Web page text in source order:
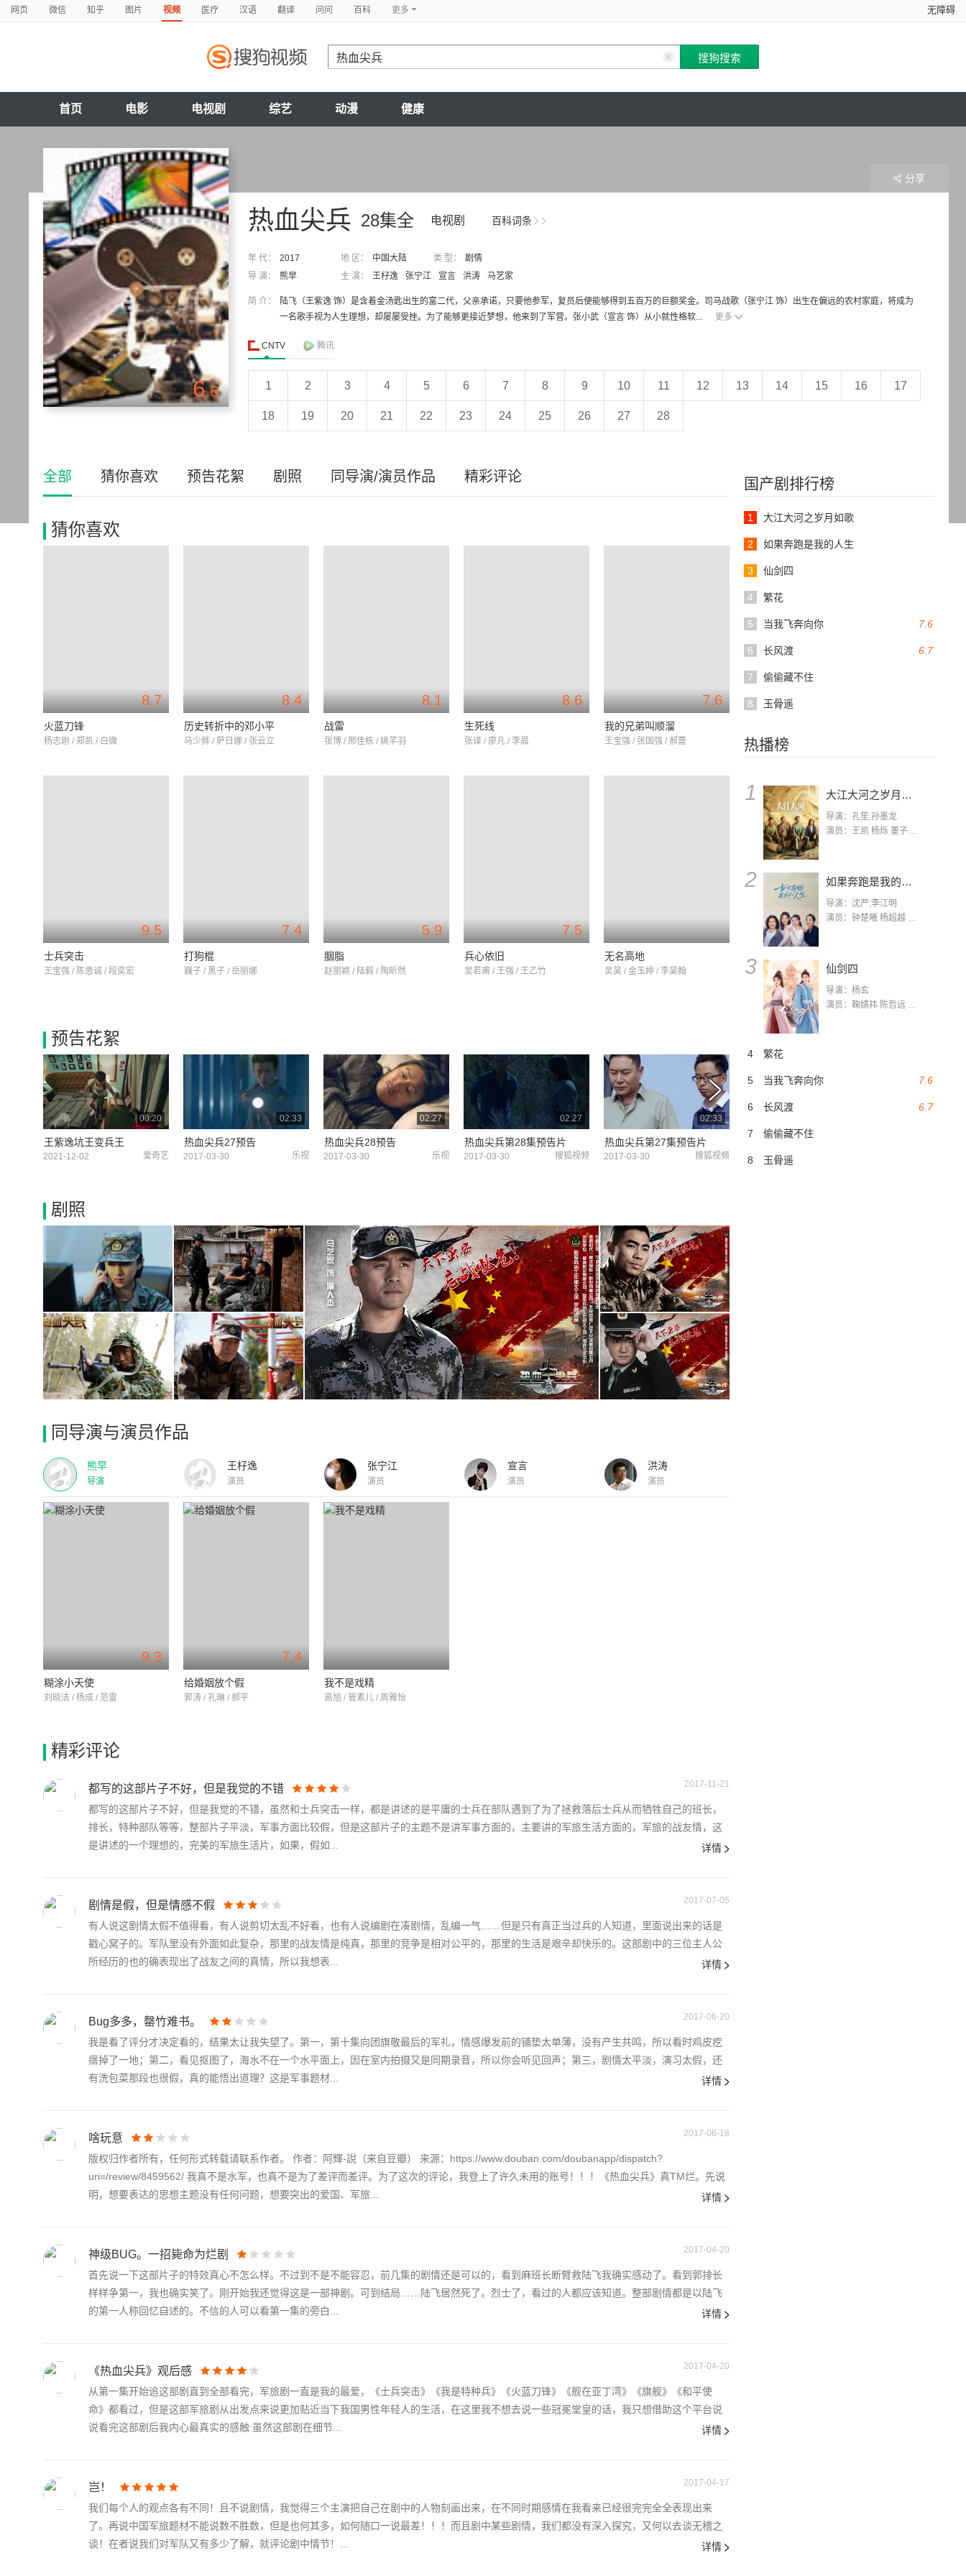
网页 微信 知乎 图片 视频 医疗 汉语 翻译 问问 百科 更多 无障碍
首页 电影 电视剧 综艺 动漫 健康
6.6
百科词条
28集全 电视剧
热血尖兵
年 代： 2017 地 区： 中国大陆 类 型：
剧情
导 演：
熊早 主 演： 王杍逸 张宁江 宣言 洪涛 马艺家
简 介：
陆飞（王紫逸 饰）是含着金汤匙出生的富二代，父亲承诺，只要他参军，复员后便能够得到五百万的巨额奖金。司马战歌（张宁江 饰）出生在偏远的农村家庭，将成为
一名歌手视为人生理想，却屡屡受挫。为了能够更接近梦想，他来到了军营。张小武（宣言 饰）从小就性格软...
更多
CNTV 腾讯
1 2 3 4 5 6 7 8 9 10 11 12 13 14 15 16 17
18 19 20 21 22 23 24 25 26 27 28
分享
国产剧排行榜
1 大江大河之岁月如歌
2 如果奔跑是我的人生
3 仙剑四
4 繁花
7.6
5 当我飞奔向你
6.7
6 长风渡
7 偷偷藏不住
8 玉骨遥
热播榜
1 大江大河之岁月如歌
导演：孔笙;孙墨龙
演员：王凯 杨烁 董子健 杨采钰 张佳宁 练练 林栋甫 房子斌
2 如果奔跑是我的人生
导演：沈严;李江明
演员：钟楚曦 杨超越 许娣 陈小艺 侯雯元 宋洋 王宥钧 李添诺
3 仙剑四
导演：杨玄
演员：鞠婧祎 陈哲远 茅子俊 毛晓慧 王媛可 张志浩 林枫松 张帆（演员）
4 繁花
7.6
5 当我飞奔向你
6.7
6 长风渡
7 偷偷藏不住
8 玉骨遥
全部 猜你喜欢 预告花絮 剧照 同导演/演员作品 精彩评论
猜你喜欢
8.7
火蓝刀锋
杨志刚 / 郑凯 / 白微
8.4
历史转折中的邓小平
马少骅 / 萨日娜 / 张云立
8.1
战雷
张博 / 邢佳栋 / 姚芊羽
8.6
生死线
张译 / 廖凡 / 李晨
7.6
我的兄弟叫顺溜
王宝强 / 张国强 / 郝蕾
9.5
士兵突击
王宝强 / 陈思诚 / 段奕宏
7.4
打狗棍
巍子 / 黑子 / 岳丽娜
5.9
胭脂
赵丽颖 / 陆毅 / 陶昕然
7.5
兵心依旧
吴若甫 / 王强 / 王乙竹
无名高地
吴昊 / 金玉婷 / 李昊翰
预告花絮
00:20
王紫逸坑王变兵王
2021-12-02 爱奇艺
02:33
热血尖兵27预告
2017-03-30 乐视
02:27
热血尖兵28预告
2017-03-30 乐视
02:27
热血尖兵第28集预告片
2017-03-30 搜狐视频
02:33
热血尖兵第27集预告片
2017-03-30 搜狐视频
热血尖兵第26集预告片
2017-03-30
剧照
同导演与演员作品
熊早
导演
王杍逸
演员
张宁江
演员
宣言
演员
洪涛
演员
9.3
糊涂小天使
刘晓洁 / 杨成 / 范雷
7.4
给婚姻放个假
郭涛 / 孔琳 / 郝平
我不是戏精
高旭 / 管素儿 / 周雅怡
精彩评论
都写的这部片子不好，但是我觉的不错 2017-11-21
都写的这部片子不好，但是我觉的不错，虽然和士兵突击一样，都是讲述的是平庸的士兵在部队遇到了为了拯救落后士兵从而牺牲自己的班长，
排长，特种部队等等，整部片子平淡，军事方面比较假，但是这部片子的主题不是讲军事方面的，主要讲的军旅生活方面的，军旅的战友情，这
是讲述的一个理想的，完美的军旅生活片，如果，假如...
详情
剧情是假，但是情感不假 2017-07-05
有人说这剧情太假不值得看，有人说剪切太乱不好看，也有人说编剧在凑剧情，乱编一气……但是只有真正当过兵的人知道，里面说出来的话是
戳心窝子的。军队里没有外面如此复杂，那里的战友情是纯真，那里的竞争是相对公平的，那里的生活是艰辛却快乐的。这部剧中的三位主人公
所经历的也的确表现出了战友之间的真情，所以我想表...
详情
Bug多多，罄竹难书。 2017-06-20
我是看了评分才决定看的，结果太让我失望了。第一，第十集向团旗敬最后的军礼，情感爆发前的铺垫太单薄，没有产生共鸣，所以看时鸡皮疙
瘩掉了一地；第二，看见抠图了，海水不在一个水平面上，因在室内拍摄又是同期录音，所以你会听见回声；第三，剧情太平淡，演习太假，还
有洗包菜那段也很假，真的能悟出道理？这是军事题材...
详情
啥玩意 2017-06-18
版权归作者所有，任何形式转载请联系作者。 作者：阿輝-說（来自豆瓣） 来源：https://www.douban.com/doubanapp/dispatch?
uri=/review/8459562/ 我真不是水军，也真不是为了差评而差评。为了这次的评论，我登上了许久未用的账号！！！《热血尖兵》真TM烂。先说
明，想要表达的思想主题没有任何问题，想要突出的爱国、军旅...
详情
神级BUG。一招毙命为烂剧 2017-04-20
首先说一下这部片子的特效真心不怎么样。不过到不是不能容忍，前几集的剧情还是可以的，看到麻班长断臂救陆飞我确实感动了。看到郭排长
样样争第一，我也确实笑了。刚开始我还觉得这是一部神剧。可到结局……陆飞居然死了。烈士了，看过的人都应该知道。整部剧情都是以陆飞
的第一人称回忆自述的。不信的人可以看第一集的旁白...
详情
《热血尖兵》观后感 2017-04-20
从第一集开始追这部剧直到全部看完，军旅剧一直是我的最爱，《士兵突击》《我是特种兵》《火蓝刀锋》《舰在亚丁湾》《旗舰》《和平使
命》都看过，但是这部军旅剧从出发点来说更加贴近当下我国男性年轻人的生活，在这里我不想去说一些冠冕堂皇的话，我只想借助这个平台说
说看完这部剧后我内心最真实的感触:虽然这部剧在细节...
详情
岂！ 2017-04-17
我们每个人的观点各有不同！且不说剧情，我觉得三个主演把自己在剧中的人物刻画出来，在不同时期感情在我看来已经很完完全全表现出来
了。再说中国军旅题材不能说数不胜数，但是也何其多，如何随口一说最差！！！而且剧中某些剧情，我们都没有深入探究，又何以去谈无稽之
谈！在者说我们对军队又有多少了解，就评论剧中情节！...
详情